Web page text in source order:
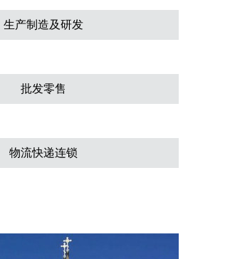
生产制造及研发
批发零售
物流快递连锁